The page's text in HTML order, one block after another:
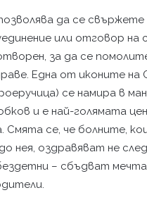
да се свържете
или отговор на
за да се
Една от иконите на
се намира в
и е най-голямата
Смята се, че болните,
нея, оздравяват не
– сбъдват